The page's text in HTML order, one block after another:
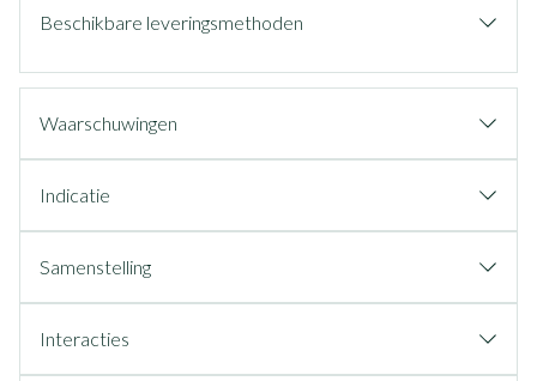
Beschikbare leveringsmethoden
Waarschuwingen
Indicatie
Samenstelling
Interacties